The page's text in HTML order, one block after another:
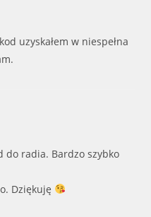
uzyskałem w niespełna
do radia. Bardzo szybko
Dziękuję